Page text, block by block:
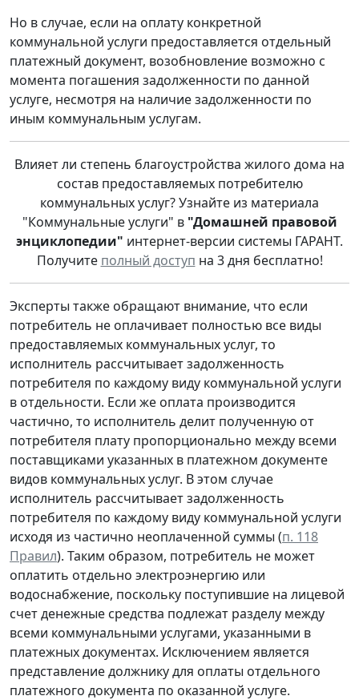
Но в случае, если на оплату конкретной
коммунальной услуги предоставляется отдельный
платежный документ, возобновление возможно с
момента погашения задолженности по данной
услуге, несмотря на наличие задолженности по
иным коммунальным услугам.
Влияет ли степень благоустройства жилого дома на
состав предоставляемых потребителю
коммунальных услуг? Узнайте из материала
"Коммунальные услуги" в "Домашней правовой
энциклопедии" интернет-версии системы ГАРАНТ.
Получите полный доступ на 3 дня бесплатно!
Эксперты также обращают внимание, что если
потребитель не оплачивает полностью все виды
предоставляемых коммунальных услуг, то
исполнитель рассчитывает задолженность
потребителя по каждому виду коммунальной услуги
в отдельности. Если же оплата производится
частично, то исполнитель делит полученную от
потребителя плату пропорционально между всеми
поставщиками указанных в платежном документе
видов коммунальных услуг. В этом случае
исполнитель рассчитывает задолженность
потребителя по каждому виду коммунальной услуги
исходя из частично неоплаченной суммы (п. 118
Правил). Таким образом, потребитель не может
оплатить отдельно электроэнергию или
водоснабжение, поскольку поступившие на лицевой
счет денежные средства подлежат разделу между
всеми коммунальными услугами, указанными в
платежных документах. Исключением является
представление должнику для оплаты отдельного
платежного документа по оказанной услуге.